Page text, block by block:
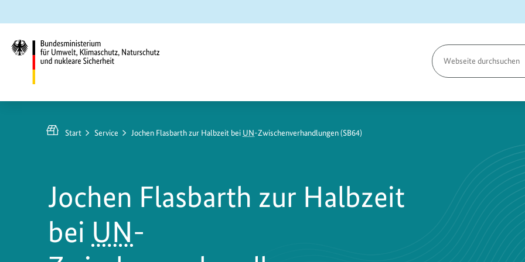
Hauptinhalt
springen
Suche
springen
Hauptnavigation
springen
Umwelt,
Klimaschutz,
Sicherheit
Seite
durchsuchen
Start Service Jochen Flasbarth zur Halbzeit bei UN-Zwischenverhandlungen (SB64)
Jochen Flasbarth zur Halbzeit
bei UN-